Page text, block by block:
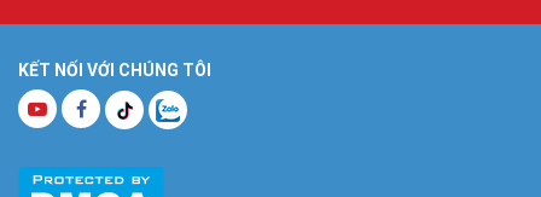
KẾT NỐI VỚI CHÚNG TÔI